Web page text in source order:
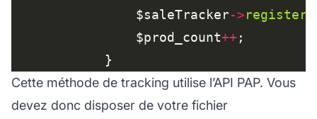
    		    $saleTracker
->register
    		    $prod_count
++
Cette méthode de tracking utilise l’API PAP. Vous
devez donc disposer de votre fichier